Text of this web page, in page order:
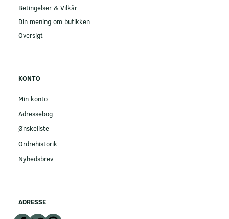
Betingelser & Vilkår
Din mening om butikken
Oversigt
KONTO
Min konto
Adressebog
Ønskeliste
Ordrehistorik
Nyhedsbrev
ADRESSE